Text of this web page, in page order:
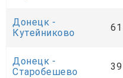
Донецк -
Кутейниково
Донецк -
Старобешево